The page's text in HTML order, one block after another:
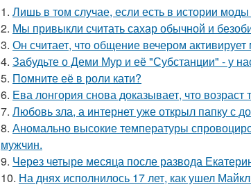
1. Лишь в том случае, если есть в истории
2. Мы привыкли считать сахар обычной и
3. Он считает, что общение вечером
4. Забудьте о Деми Мур и её "Субстанции" - у
5. Помните её в роли кати?
6. Ева лонгория снова доказывает, что
7. Любовь зла, а интернет уже открыл папку с
8. Аномально высокие температуры
мужчин.
9. Через четыре месяца после развода
10. На днях исполнилось 17 лет, как ушел